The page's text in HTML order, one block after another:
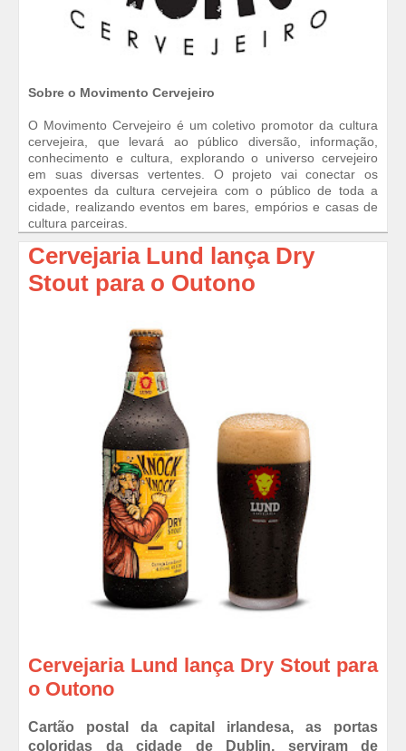
Sobre o Movimento Cervejeiro
O Movimento Cervejeiro é um coletivo promotor da cultura
cervejeira, que levará ao público diversão, informação,
conhecimento e cultura, explorando o universo cervejeiro
em suas diversas vertentes. O projeto vai conectar os
expoentes da cultura cervejeira com o público de toda a
cidade, realizando eventos em bares, empórios e casas de
cultura parceiras.
Cervejaria Lund lança Dry
Stout para o Outono
Cervejaria Lund lança Dry Stout para
o Outono
Cartão postal da capital irlandesa, as portas
coloridas da cidade de Dublin, serviram de